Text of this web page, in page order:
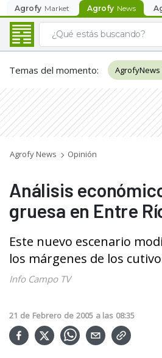
Agrofy Market Agrofy News
Temas del momento: AgrofyNews
Agrofy News Opinión
Análisis
gruesa en Entre
Este nuevo escenario
los márgenes de los
Info Campo TV
21 de Febrero de 2005 a las 08:35